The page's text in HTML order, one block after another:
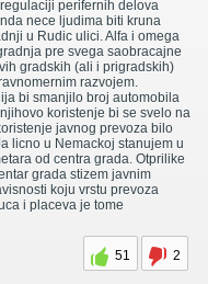
perifernih delova
nece ljudima biti kruna
u Rudic ulici. Alfa i omega
pre svega saobracajne
gradskih (ali i prigradskih)
razvojem.
bi smanjilo broj automobila
koristenje bi se svelo na
javnog prevoza bilo
licno u Nemackoj stanujem u
od centra grada. Otprilike
grada stizem javnim
koju vrstu prevoza
i placeva je tome
51
2